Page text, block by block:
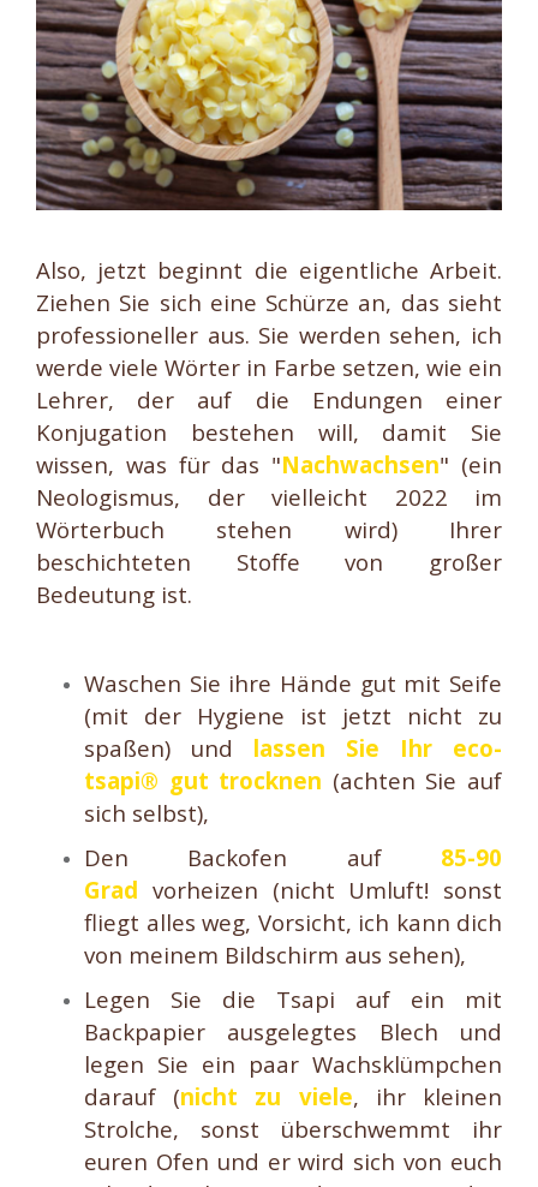
Also, jetzt beginnt die eigentliche Arbeit.
Ziehen Sie sich eine Schürze an, das sieht
professioneller aus. Sie werden sehen, ich
werde viele Wörter in Farbe setzen, wie ein
Lehrer, der auf die Endungen einer
Konjugation bestehen will, damit Sie
wissen, was für das "Nachwachsen" (ein
Neologismus, der vielleicht 2022 im
Wörterbuch stehen wird) Ihrer
beschichteten Stoffe von großer
Bedeutung ist.
Waschen Sie ihre Hände gut mit Seife
(mit der Hygiene ist jetzt nicht zu
spaßen) und lassen Sie Ihr eco-
tsapi® gut trocknen (achten Sie auf
sich selbst),
Den Backofen auf 85-90
Grad vorheizen (nicht Umluft! sonst
fliegt alles weg, Vorsicht, ich kann dich
von meinem Bildschirm aus sehen),
Legen Sie die Tsapi auf ein mit
Backpapier ausgelegtes Blech und
legen Sie ein paar Wachsklümpchen
darauf (nicht zu viele, ihr kleinen
Strolche, sonst überschwemmt ihr
euren Ofen und er wird sich von euch